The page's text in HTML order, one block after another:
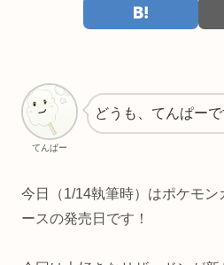
てんぱー
どうも、てんぱーで
今日（1/14執筆時）はポケモ
ースの発売日です！